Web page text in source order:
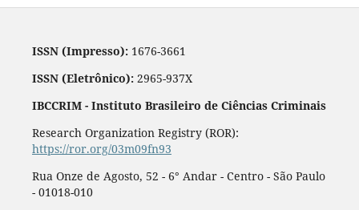
ISSN (Impresso):1676-3661
ISSN (Eletrônico):2965-937X
IBCCRIM - Instituto Brasileiro de Ciências Criminais
Research Organization Registry (ROR):
https://ror.org/03m09fn93
Rua Onze de Agosto, 52 - 6° Andar - Centro - São Paulo
- 01018-010